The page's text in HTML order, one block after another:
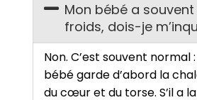
Mon bébé a
froids, dois-je
Non. C’est souvent normal
bébé garde d’abord la
du cœur et du torse. S’il a